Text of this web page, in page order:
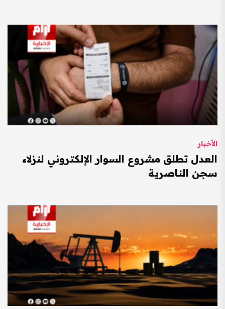
الأخبار
العدل تطلق مشروع السوار الإلكتروني لنزلاء
سجن الناصرية